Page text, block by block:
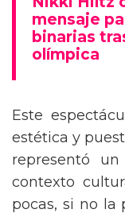
mensaje
binarias
olímpica
Este
estética y
representó
contexto
pocas, si no la